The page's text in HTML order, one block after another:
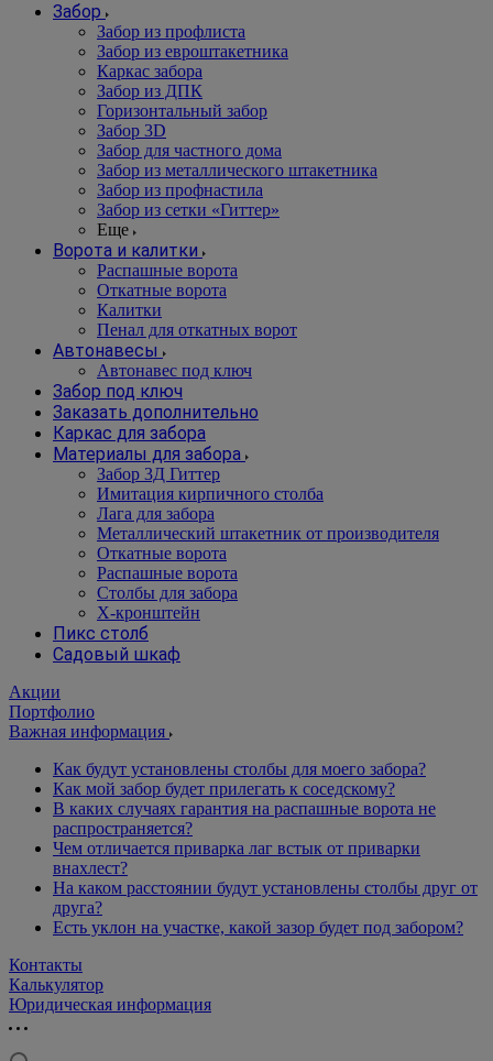
Забор
Забор из профлиста
Забор из евроштакетника
Каркас забора
Забор из ДПК
Горизонтальный забор
Забор 3D
Забор для частного дома
Забор из металлического штакетника
Забор из профнастила
Забор из сетки «Гиттер»
Еще
Ворота и калитки
Распашные ворота
Откатные ворота
Калитки
Пенал для откатных ворот
Автонавесы
Автонавес под ключ
Забор под ключ
Заказать дополнительно
Каркас для забора
Материалы для забора
Забор 3Д Гиттер
Имитация кирпичного столба
Лага для забора
Металлический штакетник от производителя
Откатные ворота
Распашные ворота
Столбы для забора
Х-кронштейн
Пикс столб
Садовый шкаф
Акции
Портфолио
Важная информация
Как будут установлены столбы для моего забора?
Как мой забор будет прилегать к соседскому?
В каких случаях гарантия на распашные ворота не
распространяется?
Чем отличается приварка лаг встык от приварки
внахлест?
На каком расстоянии будут установлены столбы друг от
друга?
Есть уклон на участке, какой зазор будет под забором?
Контакты
Калькулятор
Юридическая информация